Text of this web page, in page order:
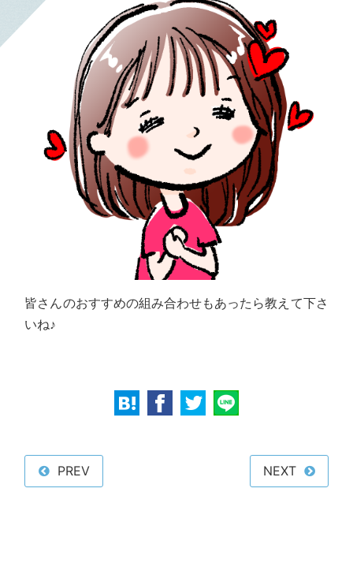
皆さんのおすすめの組み合わせもあったら教えて下さ
いね♪
PREV NEXT